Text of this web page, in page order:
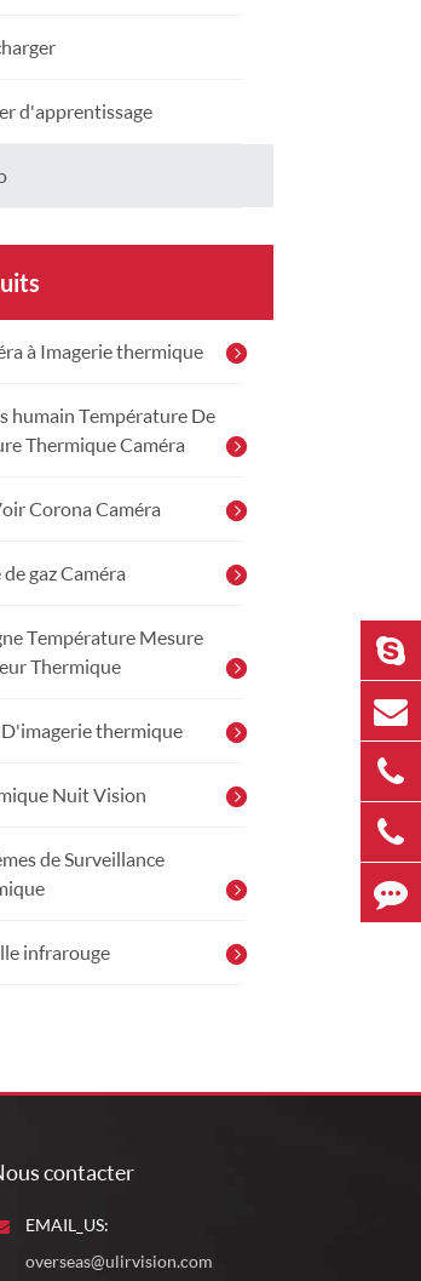
d'apprentissage
à Imagerie thermique
humain Température De
Thermique Caméra
Corona Caméra
gaz Caméra
Température Mesure
Thermique
D'imagerie thermique
Nuit Vision
de Surveillance
infrarouge
contacter
EMAIL_US:
overseas@ulirvision.com